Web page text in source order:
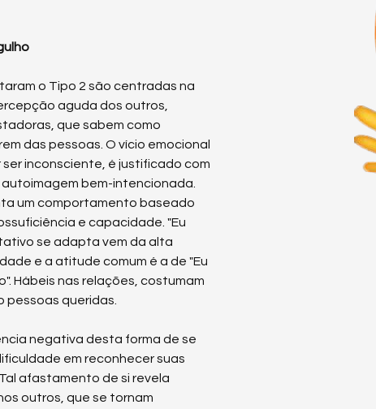
o Tipo 2 são centradas na
aguda dos outros,
que sabem como
das pessoas. O vício emocional
ser inconsciente, é justificado com
bem-intencionada.
um comportamento baseado
e capacidade. "Eu
se adapta vem da alta
e a atitude comum é a de "Eu
Hábeis nas relações, costumam
pessoas queridas.
negativa desta forma de se
em reconhecer suas
afastamento de si revela
outros, que se tornam